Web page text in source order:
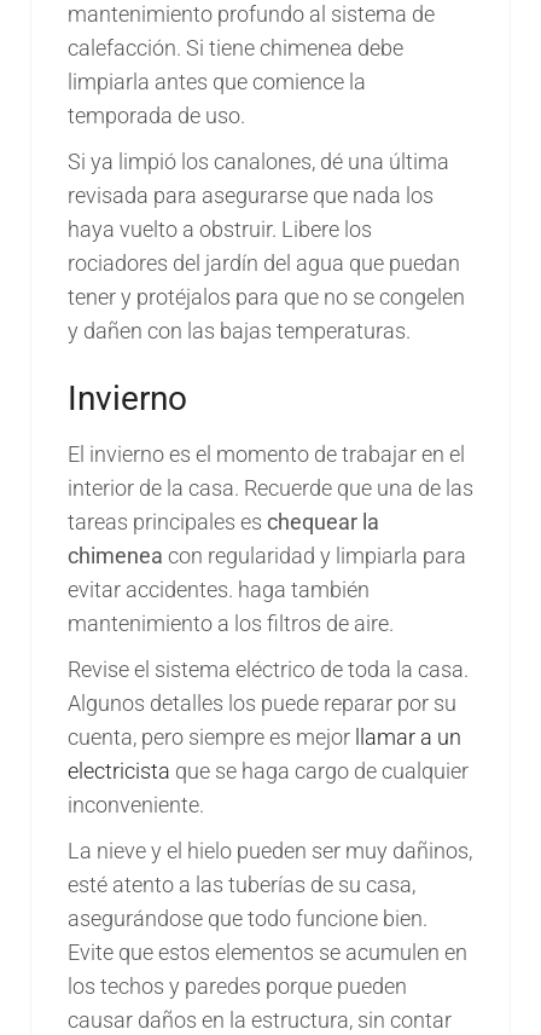
mantenimiento profundo al sistema de
calefacción. Si tiene chimenea debe
limpiarla antes que comience la
temporada de uso.
Si ya limpió los canalones, dé una última
revisada para asegurarse que nada los
haya vuelto a obstruir. Libere los
rociadores del jardín del agua que puedan
tener y protéjalos para que no se congelen
y dañen con las bajas temperaturas.
Invierno
El invierno es el momento de trabajar en el
interior de la casa. Recuerde que una de las
tareas principales es chequear la
chimenea con regularidad y limpiarla para
evitar accidentes. haga también
mantenimiento a los filtros de aire.
Revise el sistema eléctrico de toda la casa.
Algunos detalles los puede reparar por su
cuenta, pero siempre es mejor
llamar a un
electricista que se haga cargo de cualquier
inconveniente.
La nieve y el hielo pueden ser muy dañinos,
esté atento a las tuberías de su casa,
asegurándose que todo funcione bien.
Evite que estos elementos se acumulen en
los techos y paredes porque pueden
causar daños en la estructura, sin contar